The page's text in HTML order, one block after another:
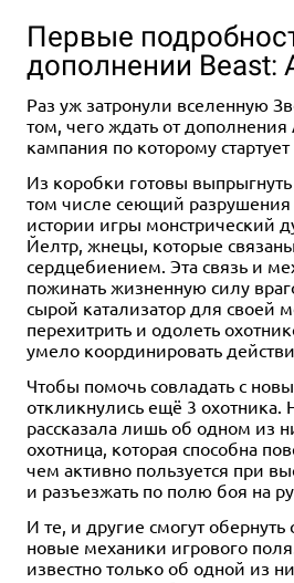
Первые
дополнении Beast:
Раз уж затронули вселенную
том, чего ждать от дополнения
кампания по которому
Из коробки готовы
том числе сеющий
истории игры монстрический
Йелтр, жнецы, которые
сердцебиением. Эта связь и
пожинать жизненную силу
сырой катализатор для своей
перехитрить и одолеть
умело координировать
Чтобы помочь совладать с
откликнулись ещё 3 охотника.
рассказала лишь об одном из
охотница, которая способна
чем активно пользуется при
и разъезжать по полю боя на
И те, и другие смогут
новые механики игрового
известно только об одной из